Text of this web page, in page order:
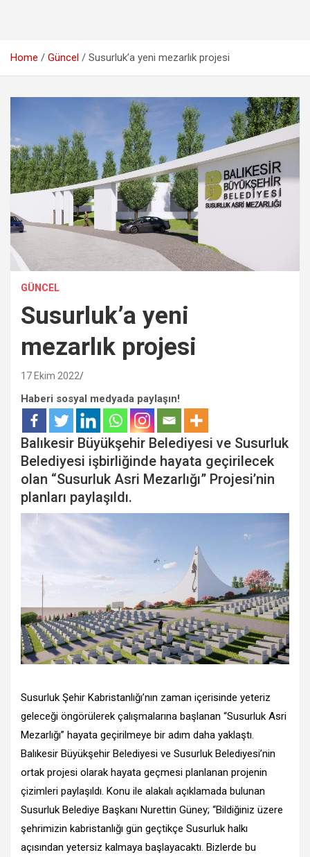
Home Güncel Susurluk’a yeni mezarlık projesi
GÜNCEL
Susurluk’a yeni
mezarlık projesi
17 Ekim 2022
Haberi sosyal medyada paylaşın!
Balıkesir Büyükşehir Belediyesi ve Susurluk
Belediyesi işbirliğinde hayata geçirilecek
olan “Susurluk Asri Mezarlığı” Projesi’nin
planları paylaşıldı.
Susurluk Şehir Kabristanlığı’nın zaman içerisinde yeteriz
geleceği öngörülerek çalışmalarına başlanan “Susurluk Asri
Mezarlığı” hayata geçirilmeye bir adım daha yaklaştı.
Balıkesir Büyükşehir Belediyesi ve Susurluk Belediyesi’nin
ortak projesi olarak hayata geçmesi planlanan projenin
çizimleri paylaşıldı. Konu ile alakalı açıklamada bulunan
Susurluk Belediye Başkanı Nurettin Güney; “Bildiğiniz üzere
şehrimizin kabristanlığı gün geçtikçe Susurluk halkı
açısından yetersiz kalmaya başlayacaktı. Bizlerde bu